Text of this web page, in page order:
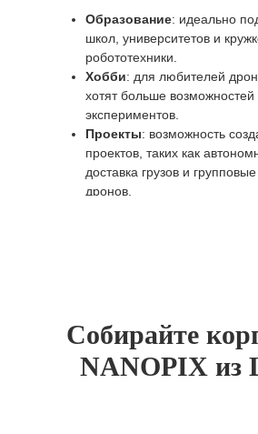
Образование: идеально
школ, университетов и
робототехники.
Хобби: для любителей
хотят больше возможностей
экспериментов.
Проекты: возможность
проектов, таких как
доставка грузов и
дронов.
Собирайте
NANOPIX из